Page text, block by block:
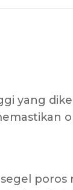
yang
poros